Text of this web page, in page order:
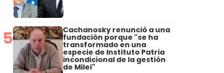
5 Cachanosky renunció a una
fundación porque "se ha
transformado en una
especie de Instituto Patria
incondicional de la gestión
de Milei"